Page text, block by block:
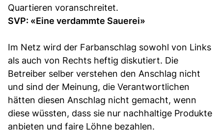
Quartieren voranschreitet.
SVP: «Eine verdammte Sauerei»
Im Netz wird der Farbanschlag sowohl von Links
als auch von Rechts heftig diskutiert. Die
Betreiber selber verstehen den Anschlag nicht
und sind der Meinung, die Verantwortlichen
hätten diesen Anschlag nicht gemacht, wenn
diese wüssten, dass sie nur nachhaltige Produkte
anbieten und faire Löhne bezahlen.